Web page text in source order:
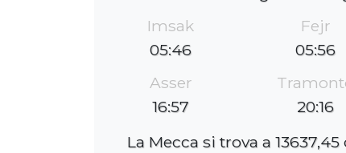
Imsak
05:46
Fejr
05:56
Asser
16:57
20:16
La Mecca si trova a